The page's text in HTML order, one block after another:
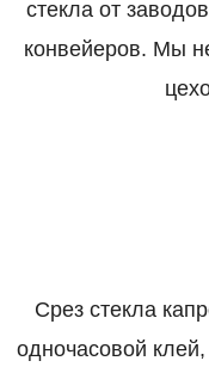
стекла от
конвейеров. Мы
Срез стекла
одночасовой